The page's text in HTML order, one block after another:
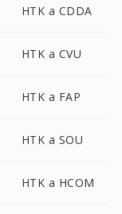
HTK a CDDA
HTK a CVU
HTK a FAP
HTK a SOU
HTK a HCOM